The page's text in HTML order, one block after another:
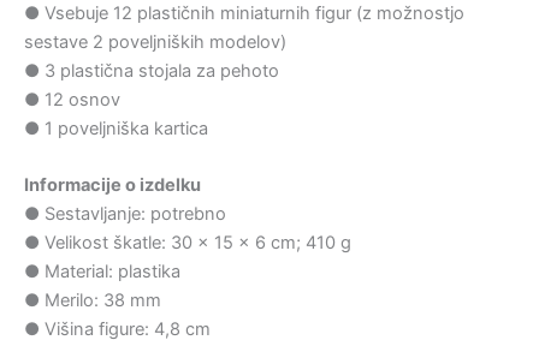
● Vsebuje 12 plastičnih miniaturnih figur (z možnostjo
sestave 2 poveljniških modelov)
● 3 plastična stojala za pehoto
● 12 osnov
● 1 poveljniška kartica
Informacije o izdelku
● Sestavljanje: potrebno
● Velikost škatle: 30 × 15 × 6 cm; 410 g
● Material: plastika
● Merilo: 38 mm
● Višina figure: 4,8 cm